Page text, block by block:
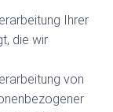
Ihrer
die wir
von